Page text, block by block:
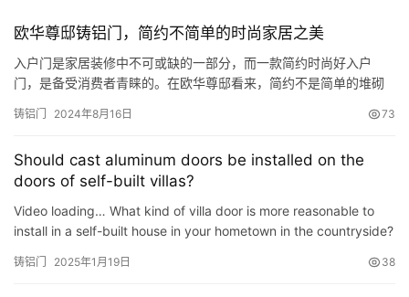
欧华尊邸铸铝门，简约不简单的时尚家居之美
入户门是家居装修中不可或缺的一部分，而一款简约时尚好入户
门，是备受消费者青睐的。在欧华尊邸看来，简约不是简单的堆砌
新，得出设计和思路的延展。简约而不简单，追求的是一种更高层
力求简洁，使得室内空间更加开敞、内外通透。温馨优雅，浑然天
成，让…
铸铝门 2024年8月16日 73
Should cast aluminum doors be installed on the
doors of self-built villas?
Video loading… What kind of villa door is more reasonable to
install in a self-built house in your hometown in the countryside?
铸铝门 2025年1月19日 38